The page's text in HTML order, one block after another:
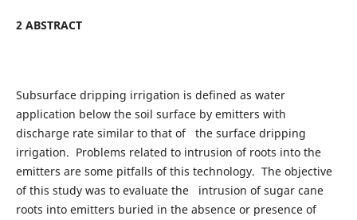
2 ABSTRACT
Subsurface dripping irrigation is defined as water
application below the soil surface by emitters with
discharge rate similar to that of the surface dripping
irrigation. Problems related to intrusion of roots into the
emitters are some pitfalls of this technology. The objective
of this study was to evaluate the intrusion of sugar cane
roots into emitters buried in the absence or presence of